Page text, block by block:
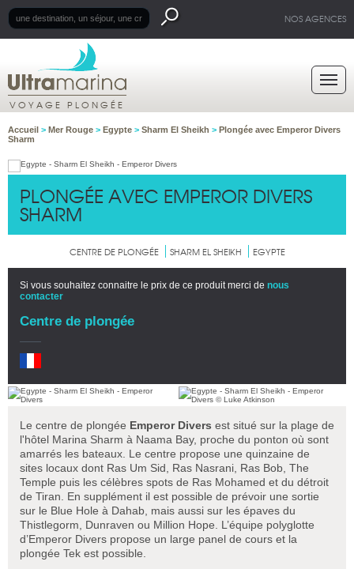
NOS AGENCES
VOYAGE PLONGÉE
Accueil > Mer Rouge > Egypte > Sharm El Sheikh > Plongée avec Emperor Divers
Sharm
PLONGÉE AVEC EMPEROR DIVERS
SHARM
CENTRE DE PLONGÉE SHARM EL SHEIKH EGYPTE
Si vous souhaitez connaitre le prix de ce produit merci de nous
contacter
Centre de plongée
Le centre de plongée Emperor Divers est situé sur la plage de
l'hôtel Marina Sharm à Naama Bay, proche du ponton où sont
amarrés les bateaux. Le centre propose une quinzaine de
sites locaux dont Ras Um Sid, Ras Nasrani, Ras Bob, The
Temple puis les célèbres spots de Ras Mohamed et du détroit
de Tiran. En supplément il est possible de prévoir une sortie
sur le Blue Hole à Dahab, mais aussi sur les épaves du
Thistlegorm, Dunraven ou Million Hope. L’équipe polyglotte
d’Emperor Divers propose un large panel de cours et la
plongée Tek est possible.